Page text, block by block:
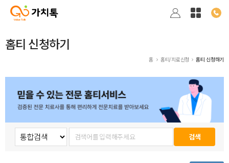
홈티 신청하기
홈 홈티/치료신청 홈티 신청하기